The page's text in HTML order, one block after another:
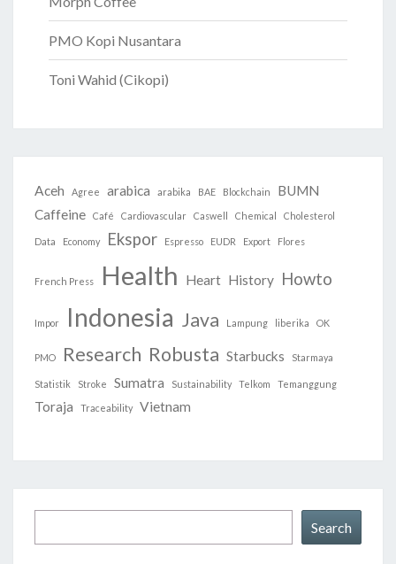
PMO Kopi Nusantara
Toni Wahid (Cikopi)
Aceh Agree arabica arabika BAE Blockchain
BUMN
Caffeine
Café Cardiovascular Caswell Chemical Cholesterol
Data Economy Ekspor Espresso EUDR Export Flores
French Press Health Heart History Howto
Impor Indonesia Java Lampung liberika OK
PMO Research Robusta Starbucks Starmaya
Statistik Stroke Sumatra Sustainability Telkom Temanggung
Toraja Traceability Vietnam
Search